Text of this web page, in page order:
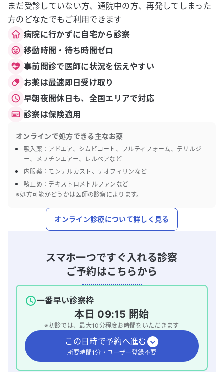
まだ受診していない方、通院中の方、再発してしまった
方のどなたでもご利用できます
病院に行かずに自宅から診察
移動時間・待ち時間ゼロ
事前問診で医師に状況を伝えやすい
お薬は最速即日受け取り
早朝夜間休日も、全国エリアで対応
診察は保険適用
オンラインで処方できる主なお薬
吸入薬：アドエア、シムビコート、フルティフォーム、テリルジ
ー、メプチンエアー、レルベアなど
内服薬：モンテルカスト、テオフィリンなど
咳止め：デキストロメトルファンなど
※処方可能かどうかは医師の診察によります。
オンライン診療について詳しく見る
スマホ一つですぐ入れる診察
ご予約はこちらから
一番早い診察枠
本日 09:15 開始
※初診では、最大10分程度お時間をいただきます
この日時で予約へ進む
所要時間1分・ユーザー登録不要